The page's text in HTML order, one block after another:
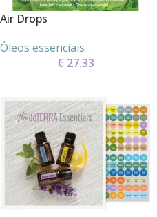
Air Drops
Óleos essenciais
€ 27.33